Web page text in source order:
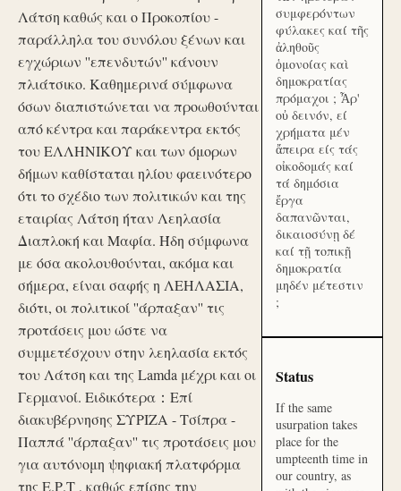
Λάτση καθώς και ο Προκοπίου -
παράλληλα του συνόλου ξένων και
εγχώριων ''επενδυτών'' κάνουν
πλιάτσικο. Καθημερινά σύμφωνα
όσων διαπιστώνεται να προωθούνται
από κέντρα και παράκεντρα εκτός
του ΕΛΛΗΝΙΚΟΥ και των όμορων
δήμων καθίσταται ηλίου φαεινότερο
ότι το σχέδιο των πολιτικών και της
εταιρίας Λάτση ήταν Λεηλασία
Διαπλοκή και Μαφία. Ήδη σύμφωνα
με όσα ακολουθούνται, ακόμα και
σήμερα, είναι σαφής η ΛΕΗΛΑΣΙΑ,
διότι, οι πολιτικοί ''άρπαξαν'' τις
προτάσεις μου ώστε να
συμμετέσχουν στην λεηλασία εκτός
του Λάτση και της Lamda μέχρι και οι
Γερμανοί. Ειδικότερα：Επί
διακυβέρνησης ΣΥΡΙΖΑ - Τσίπρα -
Παππά ''άρπαξαν'' τις προτάσεις μου
για αυτόνομη ψηφιακή πλατφόρμα
της Ε.Ρ.Τ , καθώς επίσης την
συμφερόντων
φύλακες καί τῆς
ἀληθοῦς
ὁμονοίας καὶ
δημοκρατίας
πρόμαχοι ; Ἆρ'
οὐ δεινόν, εί
χρήματα μέν
ἄπειρα είς τάς
οἰκοδομάς καί
τά δημόσια
ἔργα
δαπανῶνται,
δικαιοσύνῃ δέ
καί τῇ τοπικῇ
δημοκρατία
μηδέν μέτεστιν
;
Status
If the same
usurpation takes
place for the
umpteenth time in
our country, as